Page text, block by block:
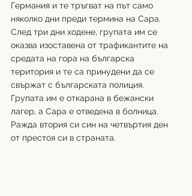
Германия и те тръгват на път само
няколко дни преди термина на Сара.
След три дни ходене, групата им се
оказва изоставена от трафикантите на
средата на гора на българска
територия и те са принудени да се
свържат с българската полиция.
Групата им е откарана в бежански
лагер, а Сара е отведена в болница.
Ражда втория си син на четвъртия ден
от престоя си в страната.